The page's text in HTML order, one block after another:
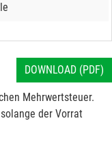
DOWNLOAD (PDF)
Mehrwertsteuer.
der Vorrat